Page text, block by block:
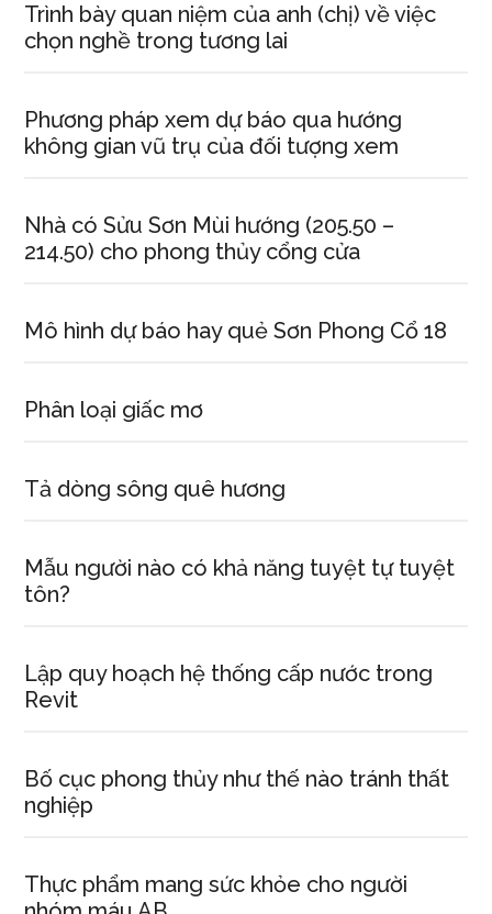
Trình bày quan niệm của anh (chị) về việc
chọn nghề trong tương lai
Phương pháp xem dự báo qua hướng
không gian vũ trụ của đối tượng xem
Nhà có Sửu Sơn Mùi hướng (205.50 –
214.50) cho phong thủy cổng cửa
Mô hình dự báo hay quẻ Sơn Phong Cổ 18
Phân loại giấc mơ
Tả dòng sông quê hương
Mẫu người nào có khả năng tuyệt tự tuyệt
tôn?
Lập quy hoạch hệ thống cấp nước trong
Revit
Bố cục phong thủy như thế nào tránh thất
nghiệp
Thực phẩm mang sức khỏe cho người